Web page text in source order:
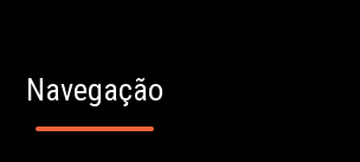
Navegação